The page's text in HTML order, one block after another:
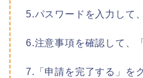
5.パスワードを入力して
6.注意事項を確認して、
7.「申請を完了する」を